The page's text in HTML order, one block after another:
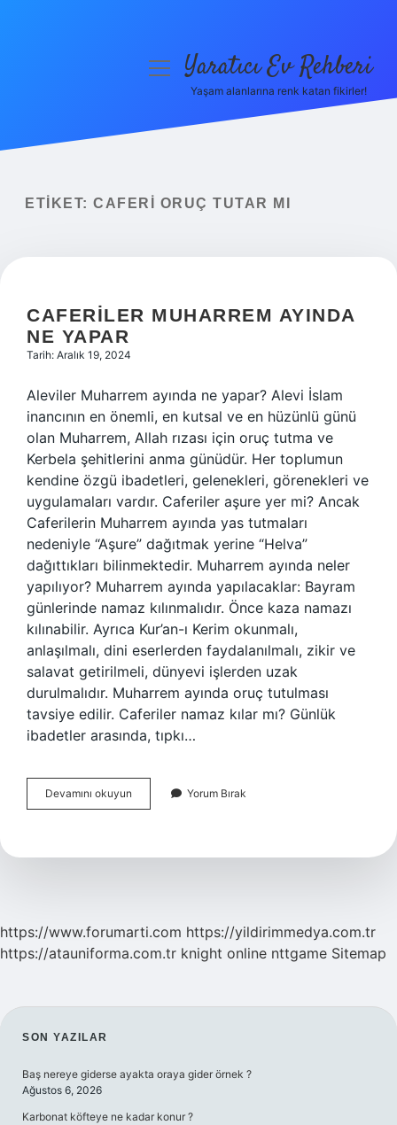
Yasal Uyarı
menüyüYaratıcı Ev Rehberi
Yaşam alanlarına renk katan fikirler!
ETIKET: CAFERI ORUÇ TUTAR MI
CAFERILER MUHARREM AYINDA
NE YAPAR
Tarih: Aralık 19, 2024
Aleviler Muharrem ayında ne yapar? Alevi İslam
inancının en önemli, en kutsal ve en hüzünlü günü
olan Muharrem, Allah rızası için oruç tutma ve
Kerbela şehitlerini anma günüdür. Her toplumun
kendine özgü ibadetleri, gelenekleri, görenekleri ve
uygulamaları vardır. Caferiler aşure yer mi? Ancak
Caferilerin Muharrem ayında yas tutmaları
nedeniyle “Aşure” dağıtmak yerine “Helva”
dağıttıkları bilinmektedir. Muharrem ayında neler
yapılıyor? Muharrem ayında yapılacaklar: Bayram
günlerinde namaz kılınmalıdır. Önce kaza namazı
kılınabilir. Ayrıca Kur’an-ı Kerim okunmalı,
anlaşılmalı, dini eserlerden faydalanılmalı, zikir ve
salavat getirilmeli, dünyevi işlerden uzak
durulmalıdır. Muharrem ayında oruç tutulması
tavsiye edilir. Caferiler namaz kılar mı? Günlük
ibadetler arasında, tıpkı…
Devamını okuyun Caferiler
Muharrem
Yapar
Yorum Bırak
https://www.forumarti.com https://yildirimmedya.com.tr
https://atauniforma.com.tr knight online nttgame Sitemap
SIDEBAR
SON YAZILAR
Baş nereye giderse ayakta oraya gider örnek ?
Ağustos 6, 2026
Karbonat köfteye ne kadar konur ?